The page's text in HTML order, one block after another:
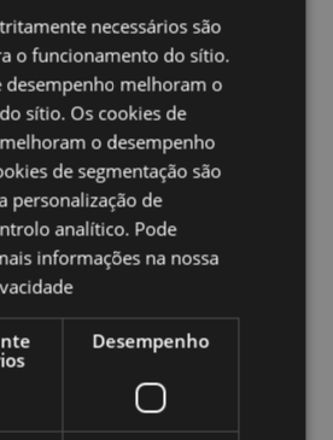
acerca de comprar na Puckator?
informação para o cliente.
Produto
Largura 4.5-6cm Profundidade
64
necessários são
o funcionamento do sítio.
desempenho melhoram o
sítio. Os cookies de
o desempenho
de segmentação são
personalização de
analítico. Pode
informações na nossa
Desempenho